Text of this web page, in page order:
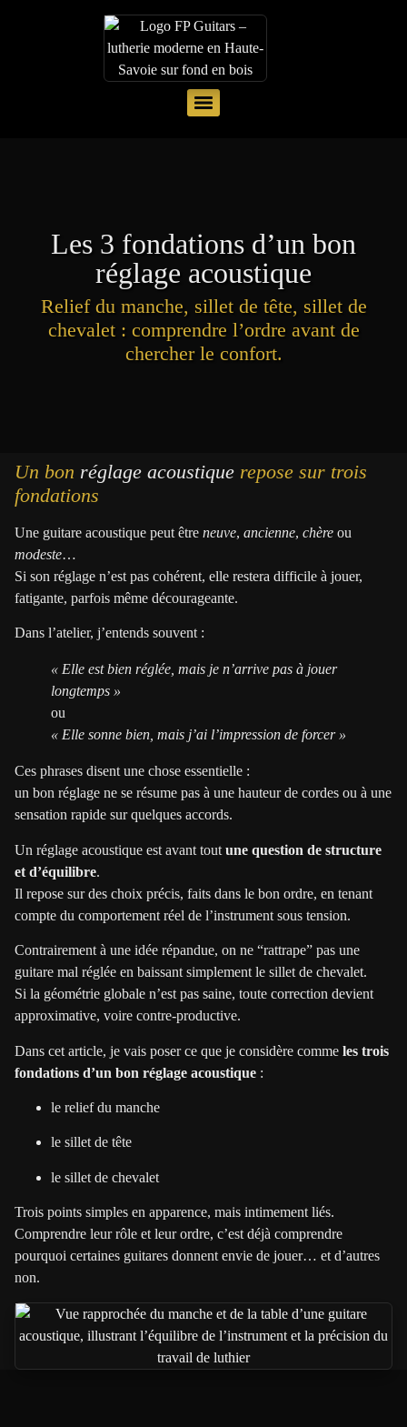
Les 3 fondations d’un bon
réglage acoustique
Relief du manche, sillet de tête, sillet de
chevalet : comprendre l’ordre avant de
chercher le confort.
Un bon réglage acoustique repose sur trois
fondations
Une guitare acoustique peut être neuve, ancienne, chère ou
modeste…
Si son réglage n’est pas cohérent, elle restera difficile à jouer,
fatigante, parfois même décourageante.
Dans l’atelier, j’entends souvent :
« Elle est bien réglée, mais je n’arrive pas à jouer
longtemps »
ou
« Elle sonne bien, mais j’ai l’impression de forcer »
Ces phrases disent une chose essentielle :
un bon réglage ne se résume pas à une hauteur de cordes ou à une
sensation rapide sur quelques accords.
Un réglage acoustique est avant tout une question de structure
et d’équilibre.
Il repose sur des choix précis, faits dans le bon ordre, en tenant
compte du comportement réel de l’instrument sous tension.
Contrairement à une idée répandue, on ne “rattrape” pas une
guitare mal réglée en baissant simplement le sillet de chevalet.
Si la géométrie globale n’est pas saine, toute correction devient
approximative, voire contre-productive.
Dans cet article, je vais poser ce que je considère comme les trois
fondations d’un bon réglage acoustique :
le relief du manche
le sillet de tête
le sillet de chevalet
Trois points simples en apparence, mais intimement liés.
Comprendre leur rôle et leur ordre, c’est déjà comprendre
pourquoi certaines guitares donnent envie de jouer… et d’autres
non.